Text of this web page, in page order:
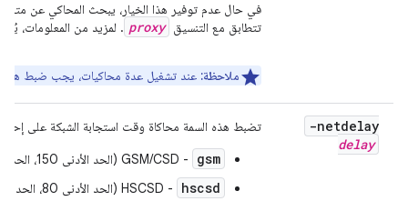
في حال عدم توفير هذا الخيار، يبحث المحاكي عن متغير
تتطابق مع التنسيق proxy . لمزيد من المعلومات،
ملاحظة: عند تشغيل عدة محاكيات، يجب ضبط هذا
-netdelay
delay
تضبط هذه السمة محاكاة وقت استجابة الشبكة على إحدى
gsm - GSM/CSD (الحد الأدنى 150، الحد الأقصى 550).
hscsd - HSCSD (الحد الأدنى 80، الحد الأقصى 400).